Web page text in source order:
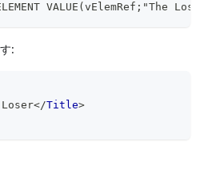
VALUE(vElemRef;"The Loser")
:
</Title>